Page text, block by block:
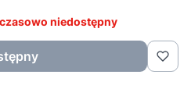
niedostępny